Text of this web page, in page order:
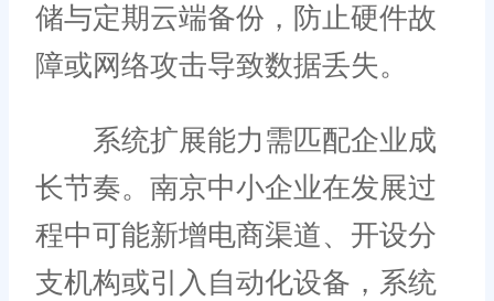
储与定期云端备份，防止硬件故
障或网络攻击导致数据丢失。
系统扩展能力需匹配企业成
长节奏。南京中小企业在发展过
程中可能新增电商渠道、开设分
支机构或引入自动化设备，系统